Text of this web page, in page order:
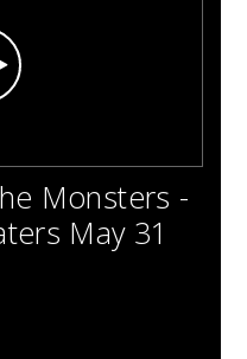
Monsters -
May 31